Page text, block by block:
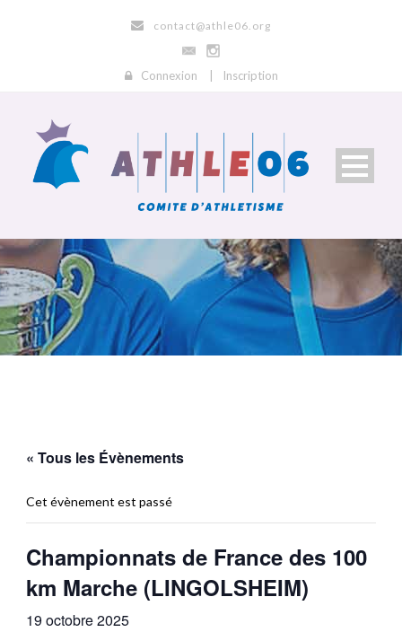
contact@athle06.org
Connexion Inscription
« Tous les Évènements
Cet évènement est passé
Championnats de France des 100
km Marche (LINGOLSHEIM)
19 octobre 2025